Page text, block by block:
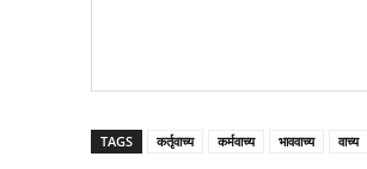
TAGS कर्तृवाच्य कर्मवाच्य भाववाच्य वाच्य